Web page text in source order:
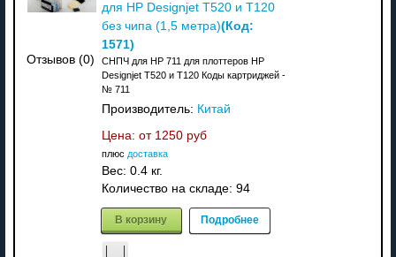
Отзывов (0)
для HP Designjet T520 и T120
без чипа (1,5 метра)(Код:
1571)
СНПЧ для HP 711 для плоттеров HP
Designjet T520 и T120 Коды картриджей -
№ 711
Производитель: Китай
Цена: от 1250 руб
плюс доставка
Вес: 0.4 кг.
Количество на складе: 94
В корзину Подробнее